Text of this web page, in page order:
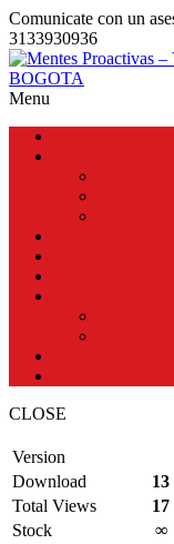
Comunicate con un
3133930936
Menu
CLOSE
Version
Download
13
Total Views
17
Stock
∞